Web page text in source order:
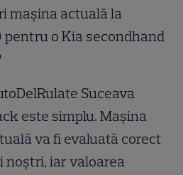
mașina actuală la
o Kia secondhand
Suceava
este simplu. Mașina
va fi evaluată corect
noștri, iar valoarea